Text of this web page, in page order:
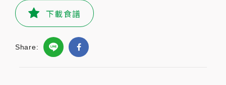
下載食譜
Share:
薑末